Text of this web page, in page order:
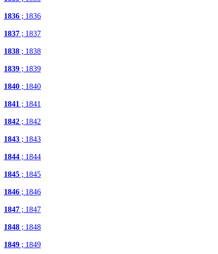
1836 ; 1836
1837 ; 1837
1838 ; 1838
1839 ; 1839
1840 ; 1840
1841 ; 1841
1842 ; 1842
1843 ; 1843
1844 ; 1844
1845 ; 1845
1846 ; 1846
1847 ; 1847
1848 ; 1848
1849 ; 1849